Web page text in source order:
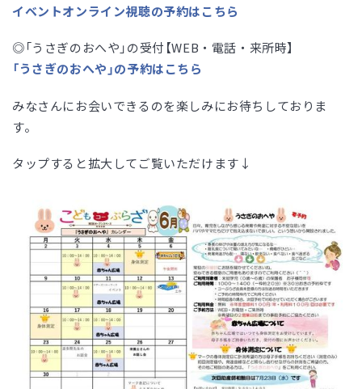
イベントオンライン視聴の予約はこちら
◎「うさぎのおへや」の受付【WEB・電話・来所時】
「うさぎのおへや」の予約はこちら
みなさんにお会いできるのを楽しみにお待ちしておりま
す。
タップすると拡大してご覧いただけます↓